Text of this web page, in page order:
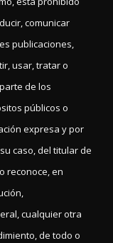
comunicar
publicaciones,
usar, tratar o
de los
públicos o
expresa y por
caso, del titular de
reconoce, en
cualquier otra
de todo o